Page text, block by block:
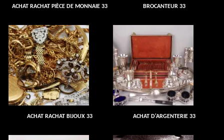
ACHAT RACHAT PIÈCE DE MONNAIE 33 BROCANTEUR 33
ACHAT RACHAT BIJOUX 33 ACHAT D'ARGENTERIE 33